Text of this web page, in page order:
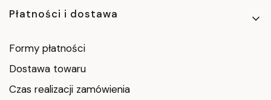
Płatności i dostawa
Formy płatności
Dostawa towaru
Czas realizacji zamówienia